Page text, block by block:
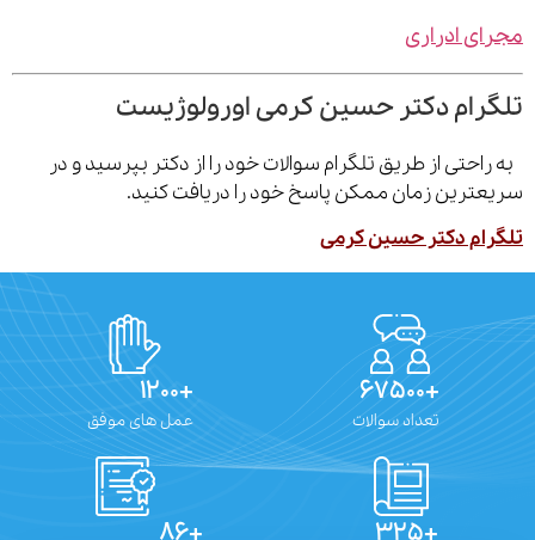
ادراری
دکتر حسین کرمی اورولوژیست
از طریق تلگرام سوالات خود را از دکتر بپرسید و در
زمان ممکن پاسخ خود را دریافت کنید.
دکتر حسین کرمی
تعداد سوالات عمل های موفق